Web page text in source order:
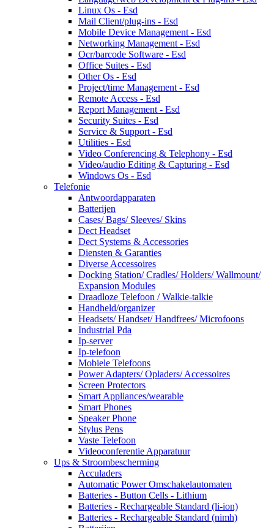
Linux Os - Esd
Mail Client/plug-ins - Esd
Mobile Device Management - Esd
Networking Management - Esd
Ocr/barcode Software - Esd
Office Suites - Esd
Other Os - Esd
Project/time Management - Esd
Remote Access - Esd
Report Management - Esd
Security Suites - Esd
Service & Support - Esd
Utilities - Esd
Video Conferencing & Telephony - Esd
Video/audio Editing & Capturing - Esd
Windows Os - Esd
Telefonie
Antwoordapparaten
Batterijen
Cases/ Bags/ Sleeves/ Skins
Dect Headset
Dect Systems & Accessories
Diensten & Garanties
Diverse Accessoires
Docking Station/ Cradles/ Holders/ Wallmount/
Expansion Modules
Draadloze Telefoon / Walkie-talkie
Handheld/organizer
Headsets/ Handset/ Handfrees/ Microfoons
Industrial Pda
Ip-server
Ip-telefoon
Mobiele Telefoons
Power Adapters/ Opladers/ Accessoires
Screen Protectors
Smart Appliances/wearable
Smart Phones
Speaker Phone
Stylus Pens
Vaste Telefoon
Videoconferentie Apparatuur
Ups & Stroombescherming
Acculaders
Automatic Power Omschakelautomaten
Batteries - Button Cells - Lithium
Batteries - Rechargeable Standard (li-ion)
Batteries - Rechargeable Standard (nimh)